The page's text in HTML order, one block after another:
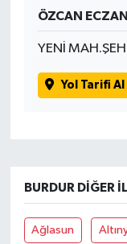
ÖZCAN
YENİ
Yol Tarifi Al
BURDUR DIĞER
Ağlasun